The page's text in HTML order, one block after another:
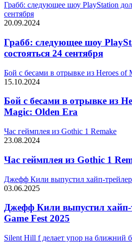
Грабб: следующее шоу PlayStation
сентября
20.09.2024
Грабб: следующее шоу
состояться 24 сентября
Бой с бесами в отрывке из Heroes
15.10.2024
Бой с бесами в отрывке из
Magic: Olden Era
Час геймплея из Gothic 1 Remake
23.08.2024
Час геймплея из Gothic 1
Джефф Кили выпустил хайп-трейлер
03.06.2025
Джефф Кили выпустил хайп-
Game Fest 2025
Silent Hill f делает упор на ближний